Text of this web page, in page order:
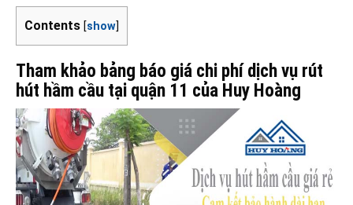
Contents [show]
Tham khảo bảng báo giá chi phí dịch vụ rút
hút hầm cầu tại quận 11 của Huy Hoàng